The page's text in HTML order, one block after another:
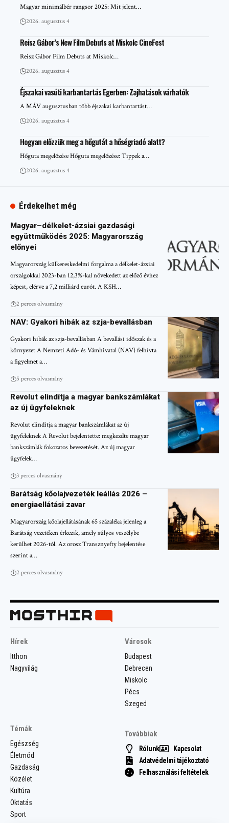
Magyar minimálbér rangsor 2025: Mit jelent…
2026. augusztus 4
Reisz Gábor’s New Film Debuts at Miskolc CineFest
Reisz Gábor Film Debuts at Miskolc…
2026. augusztus 4
Éjszakai vasúti karbantartás Egerben: Zajhatások várhatók
A MÁV augusztusban több éjszakai karbantartást…
2026. augusztus 4
Hogyan előzzük meg a hőgutát a hőségriadó alatt?
Hőguta megelőzése Hőguta megelőzése: Tippek a…
2026. augusztus 4
Érdekelhet még
Magyar–délkelet-ázsiai gazdasági
együttműködés 2025: Magyarország
előnyei
Magyarország külkereskedelmi forgalma a délkelet-ázsiai
országokkal 2023-ban 12,3%-kal növekedett az előző évhez
képest, elérve a 7,2 milliárd eurót. A KSH…
2 perces olvasmány
NAV: Gyakori hibák az szja-bevallásban
Gyakori hibák az szja-bevallásban A bevallási időszak és a
környezet A Nemzeti Adó- és Vámhivatal (NAV) felhívta
a figyelmet a…
5 perces olvasmány
Revolut elindítja a magyar bankszámlákat
az új ügyfeleknek
Revolut elindítja a magyar bankszámlákat az új
ügyfeleknek A Revolut bejelentette: megkezdte magyar
bankszámlák fokozatos bevezetését. Az új magyar
ügyfelek…
3 perces olvasmány
Barátság kőolajvezeték leállás 2026 –
energiaellátási zavar
Magyarország kőolajellátásának 65 százaléka jelenleg a
Barátság vezetéken érkezik, amely súlyos veszélybe
kerülhet 2026-tól. Az orosz Transznyefty bejelentése
szerint a…
2 perces olvasmány
Hírek
Itthon
Nagyvilág
Városok
Budapest
Debrecen
Miskolc
Pécs
Szeged
Témák
Egészség
Életmód
Gazdaság
Közélet
Kultúra
Oktatás
Sport
Továbbiak
Rólunk
Kapcsolat
Adatvédelmi tájékoztató
Felhasználási feltételek